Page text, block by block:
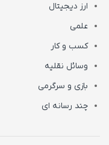
ارز دیجیتال
علمی
کسب و کار
وسائل نقلیه
بازی و سرگرمی
چند رسانه ای